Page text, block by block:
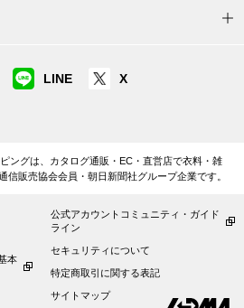
アウター
ジャケット
LINE X
ングは、カタログ通販・EC・直営店で衣料・雑
信販売協会会員・朝日新聞社グループ企業です。
本
公式アカウントコミュニティ・ガイド
ライン
セキュリティについて
特定商取引に関する表記
サイトマップ